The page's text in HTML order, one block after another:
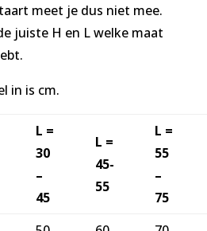
meet je dus niet mee.
juiste H en L welke maat
in is cm.
L =
30
–
45
L =
45-
55
L =
55
–
75